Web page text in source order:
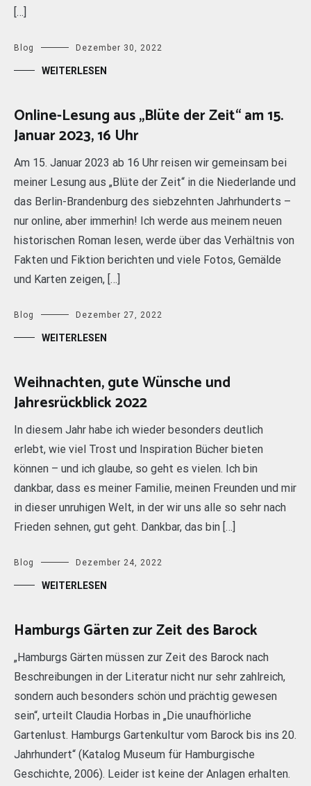
[…]
Blog Dezember 30, 2022
WEITERLESEN
Online-Lesung aus „Blüte der Zeit“ am 15.
Januar 2023, 16 Uhr
Am 15. Januar 2023 ab 16 Uhr reisen wir gemeinsam bei
meiner Lesung aus „Blüte der Zeit“ in die Niederlande und
das Berlin-Brandenburg des siebzehnten Jahrhunderts –
nur online, aber immerhin! Ich werde aus meinem neuen
historischen Roman lesen, werde über das Verhältnis von
Fakten und Fiktion berichten und viele Fotos, Gemälde
und Karten zeigen, […]
Blog Dezember 27, 2022
WEITERLESEN
Weihnachten, gute Wünsche und
Jahresrückblick 2022
In diesem Jahr habe ich wieder besonders deutlich
erlebt, wie viel Trost und Inspiration Bücher bieten
können – und ich glaube, so geht es vielen. Ich bin
dankbar, dass es meiner Familie, meinen Freunden und mir
in dieser unruhigen Welt, in der wir uns alle so sehr nach
Frieden sehnen, gut geht. Dankbar, das bin […]
Blog Dezember 24, 2022
WEITERLESEN
Hamburgs Gärten zur Zeit des Barock
„Hamburgs Gärten müssen zur Zeit des Barock nach
Beschreibungen in der Literatur nicht nur sehr zahlreich,
sondern auch besonders schön und prächtig gewesen
sein“, urteilt Claudia Horbas in „Die unaufhörliche
Gartenlust. Hamburgs Gartenkultur vom Barock bis ins 20.
Jahrhundert“ (Katalog Museum für Hamburgische
Geschichte, 2006). Leider ist keine der Anlagen erhalten.